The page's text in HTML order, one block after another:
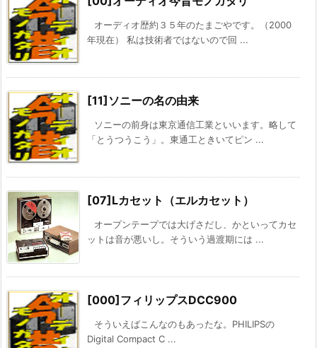
オーディオ歴約３５年のたまごやです。（2000
年現在） 私は技術者ではないので回 ...
[11]ソニーの名の由来
ソニーの前身は東京通信工業といいます。略して
「とうつうこう」。東通工ときいてピン ...
[07]Lカセット（エルカセット）
オープンテープでは大げさだし、かといってカセ
ットは音が悪いし。そういう過渡期には ...
[000]フィリップスDCC900
そういえばこんなのもあったな。PHILIPSの
Digital Compact C ...